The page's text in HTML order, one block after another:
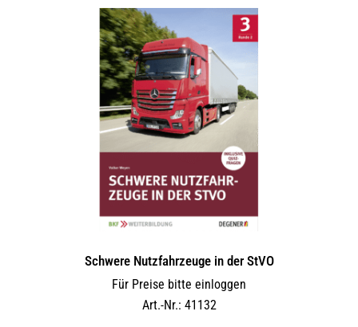
Schwere Nutzfahrzeuge in der StVO
Für Preise bitte einloggen
Art.-Nr.: 41132